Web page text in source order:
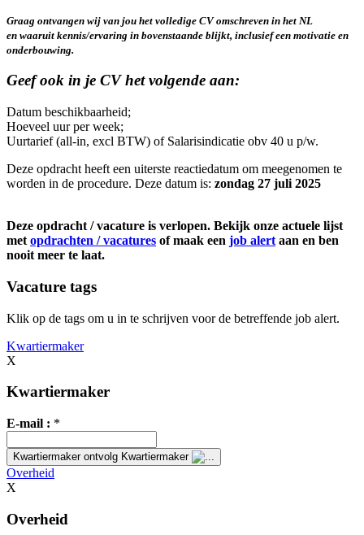
Graag ontvangen wij van jou het volledige CV omschreven in het NL
en waaruit kennis/ervaring in bovenstaande blijkt, inclusief een motivatie en
onderbouwing.
Geef ook in je CV het volgende aan:
Datum beschikbaarheid;
Hoeveel uur per week;
Uurtarief (all-in, excl BTW) of Salarisindicatie obv 40 u p/w.
Deze opdracht heeft een uiterste reactiedatum om meegenomen te
worden in de procedure. Deze datum is: zondag 27 juli 2025
Deze opdracht / vacature is verlopen. Bekijk onze actuele lijst
met opdrachten / vacatures of maak een job alert aan en ben
nooit meer te laat.
Vacature tags
Klik op de tags om u in te schrijven voor de betreffende job alert.
Kwartiermaker
X
Kwartiermaker
E-mail : *
Kwartiermaker ontvolg Kwartiermaker
Overheid
X
Overheid